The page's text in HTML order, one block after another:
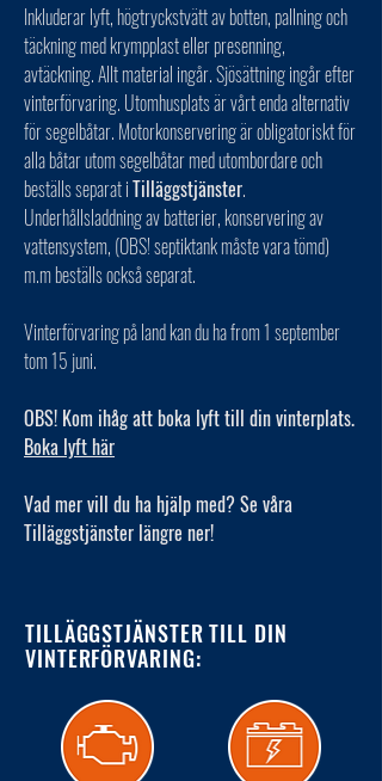
Inkluderar lyft, högtryckstvätt av botten, pallning och
täckning med krympplast eller presenning,
avtäckning. Allt material ingår. Sjösättning ingår efter
vinterförvaring. Utomhusplats är vårt enda alternativ
för segelbåtar. Motorkonservering är obligatoriskt för
alla båtar utom segelbåtar med utombordare och
beställs separat iTilläggstjänster.
Underhållsladdning av batterier, konservering av
vattensystem, (OBS! septiktank måste vara tömd)
m.m beställs också separat.
Vinterförvaring på land kan du ha from 1 september
tom 15 juni.
OBS! Kom ihåg att boka lyft till din vinterplats.
Boka lyft här
Vad mer vill du ha hjälp med? Se våra
Tilläggstjänster längre ner!
TILLÄGGSTJÄNSTER TILL DIN
VINTERFÖRVARING: